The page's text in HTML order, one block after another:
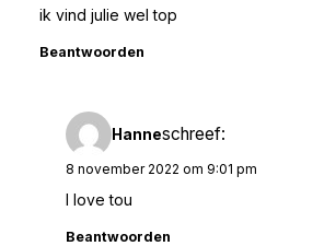
ik vind julie wel top
Beantwoorden
Hanneschreef:
8 november 2022 om 9:01 pm
I love tou
Beantwoorden